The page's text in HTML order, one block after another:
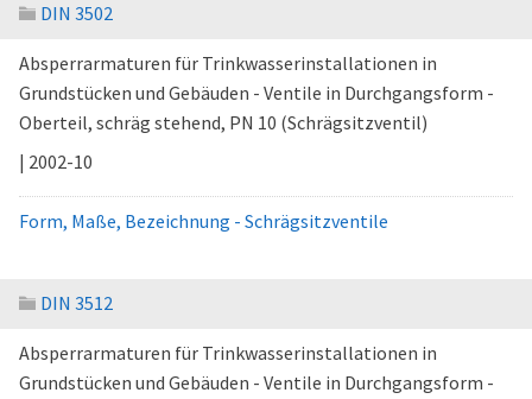
DIN 3502
Absperrarmaturen für Trinkwasserinstallationen in
Grundstücken und Gebäuden - Ventile in Durchgangsform -
Oberteil, schräg stehend, PN 10 (Schrägsitzventil)
| 2002-10
Form, Maße, Bezeichnung - Schrägsitzventile
DIN 3512
Absperrarmaturen für Trinkwasserinstallationen in
Grundstücken und Gebäuden - Ventile in Durchgangsform -